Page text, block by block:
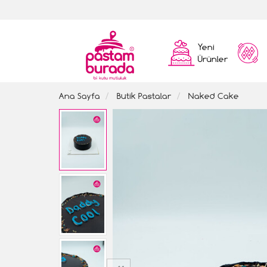
Yeni
Ürünler
Ana Sayfa Butik Pastalar Naked Cake